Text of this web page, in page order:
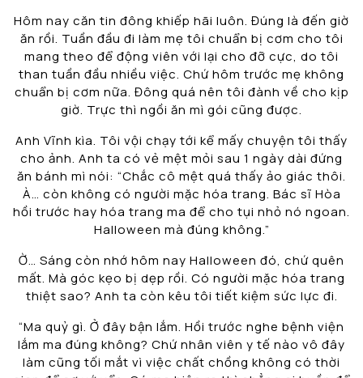
Hôm nay căn tin đông khiếp hãi luôn. Đúng là đến giờ
ăn rồi. Tuần đầu đi làm mẹ tôi chuẩn bị cơm cho tôi
mang theo để động viên với lại cho đỡ cực, do tôi
than tuần đầu nhiều việc. Chứ hôm trước mẹ không
chuẩn bị cơm nữa. Đông quá nên tôi đành về cho kịp
giờ. Trực thì ngồi ăn mì gói cũng được.
Anh Vĩnh kìa. Tôi vội chạy tới kể mấy chuyện tôi thấy
cho ảnh. Anh ta có vẻ mệt mỏi sau 1 ngày dài đứng
ăn bánh mì nói: “Chắc cô mệt quá thấy ảo giác thôi.
À… còn không có người mặc hóa trang. Bác sĩ Hòa
hồi trước hay hóa trang ma để cho tụi nhỏ nó ngoan.
Halloween mà đúng không.”
Ờ… Sáng còn nhớ hôm nay Halloween đó, chứ quên
mất. Mà góc kẹo bị dẹp rồi. Có người mặc hóa trang
thiệt sao? Anh ta còn kêu tôi tiết kiệm sức lực đi.
“Ma quỷ gì. Ở đây bận lắm. Hồi trước nghe bệnh viện
lắm ma đúng không? Chứ nhân viên y tế nào vô đây
làm cũng tối mắt vì việc chất chồng không có thời